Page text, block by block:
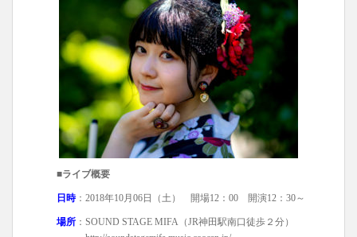
■ライブ概要
日時：2018年10月06日（土） 開場12：00 開演12：30～
場所 ：SOUND STAGE MIFA（JR神田駅南口徒歩２分）